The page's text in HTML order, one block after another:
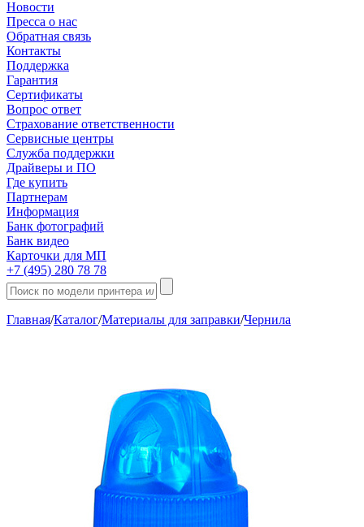
Новости
Пресса о нас
Обратная связь
Контакты
Поддержка
Гарантия
Сертификаты
Вопрос ответ
Страхование ответственности
Сервисные центры
Служба поддержки
Драйверы и ПО
Где купить
Партнерам
Информация
Банк фотографий
Банк видео
Карточки для МП
+7 (495) 280 78 78
Главная/Каталог/Материалы для заправки/Чернила